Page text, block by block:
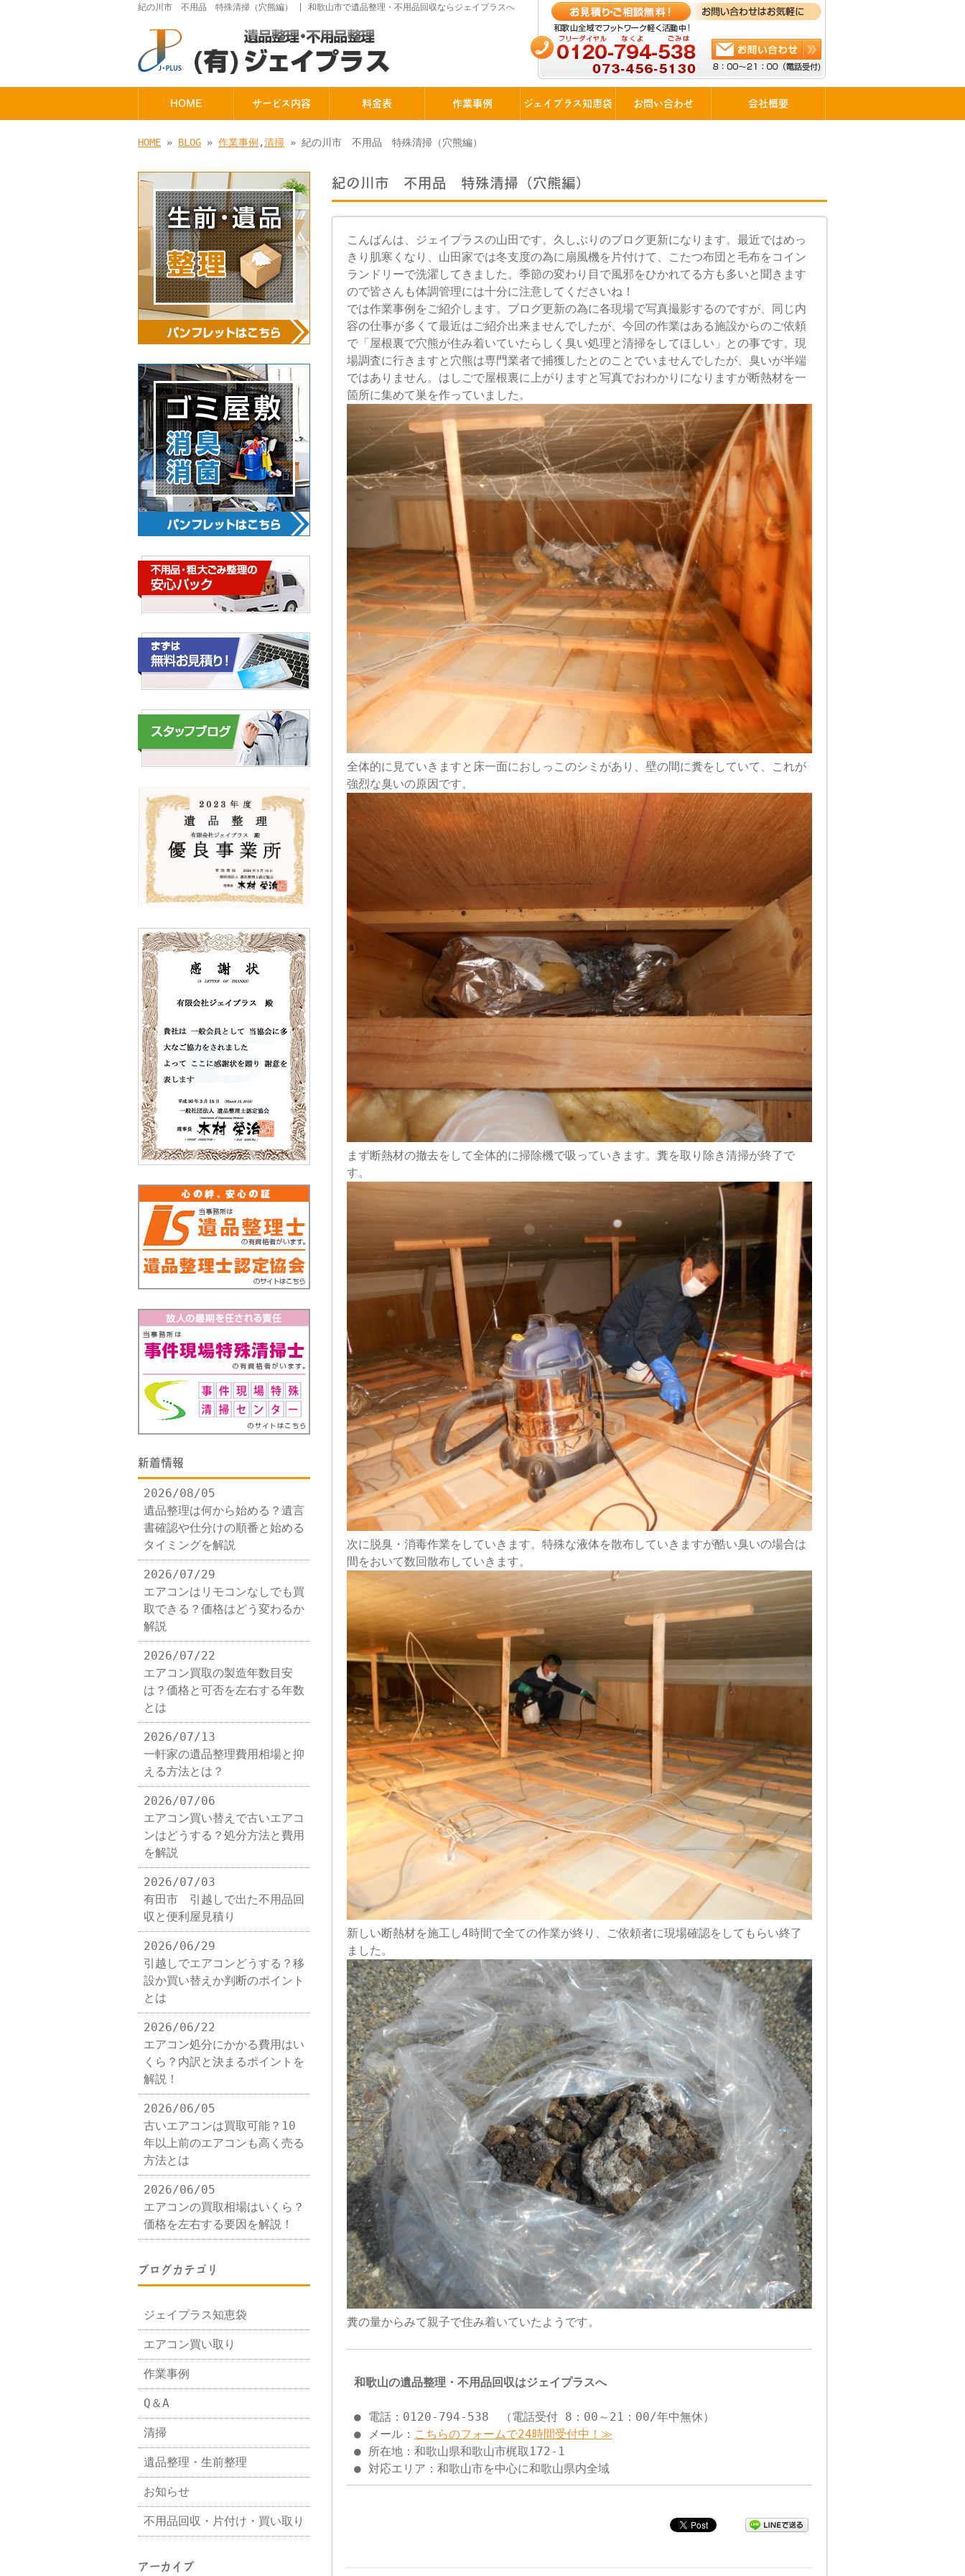
紀の川市 不用品 特殊清掃（穴熊編） | 和歌山市で遺品整理・不用品回収ならジェイプラスへ
HOME サービス内容 料金表 作業事例 ジェイプラス知恵袋 お問い合わせ 会社概要
HOME » BLOG » 作業事例 ,清掃 » 紀の川市 不用品 特殊清掃（穴熊編）
紀の川市 不用品 特殊清掃（穴熊編）
こんばんは、ジェイプラスの山田です。久しぶりのブログ更新になります。最近ではめっ
きり肌寒くなり、山田家では冬支度の為に扇風機を片付けて、こたつ布団と毛布をコイン
ランドリーで洗濯してきました。季節の変わり目で風邪をひかれてる方も多いと聞きます
ので皆さんも体調管理には十分に注意してくださいね！
では作業事例をご紹介します。ブログ更新の為に各現場で写真撮影するのですが、同じ内
容の仕事が多くて最近はご紹介出来ませんでしたが、今回の作業はある施設からのご依頼
で「屋根裏で穴熊が住み着いていたらしく臭い処理と清掃をしてほしい」との事です。現
場調査に行きますと穴熊は専門業者で捕獲したとのことでいませんでしたが、臭いが半端
ではありません。はしごで屋根裏に上がりますと写真でおわかりになりますが断熱材を一
箇所に集めて巣を作っていました。
全体的に見ていきますと床一面におしっこのシミがあり、壁の間に糞をしていて、これが
強烈な臭いの原因です。
まず断熱材の撤去をして全体的に掃除機で吸っていきます。糞を取り除き清掃が終了で
す。
次に脱臭・消毒作業をしていきます。特殊な液体を散布していきますが酷い臭いの場合は
間をおいて数回散布していきます。
新しい断熱材を施工し4時間で全ての作業が終り、ご依頼者に現場確認をしてもらい終了
ました。
糞の量からみて親子で住み着いていたようです。
和歌山の遺品整理・不用品回収はジェイプラスへ
● 電話：0120-794-538 （電話受付 8：00～21：00/年中無休）
● メール： こちらのフォームで24時間受付中！≫
● 所在地：和歌山県和歌山市梶取172-1
● 対応エリア：和歌山市を中心に和歌山県内全域
新着情報
2026/08/05
遺品整理は何から始める？遺言
書確認や仕分けの順番と始める
タイミングを解説
2026/07/29
エアコンはリモコンなしでも買
取できる？価格はどう変わるか
解説
2026/07/22
エアコン買取の製造年数目安
は？価格と可否を左右する年数
とは
2026/07/13
一軒家の遺品整理費用相場と抑
える方法とは？
2026/07/06
エアコン買い替えで古いエアコ
ンはどうする？処分方法と費用
を解説
2026/07/03
有田市 引越しで出た不用品回
収と便利屋見積り
2026/06/29
引越しでエアコンどうする？移
設か買い替えか判断のポイント
とは
2026/06/22
エアコン処分にかかる費用はい
くら？内訳と決まるポイントを
解説！
2026/06/05
古いエアコンは買取可能？10
年以上前のエアコンも高く売る
方法とは
2026/06/05
エアコンの買取相場はいくら？
価格を左右する要因を解説！
ブログカテゴリ
ジェイプラス知恵袋
エアコン買い取り
作業事例
Q＆A
清掃
遺品整理・生前整理
お知らせ
不用品回収・片付け・買い取り
アーカイブ